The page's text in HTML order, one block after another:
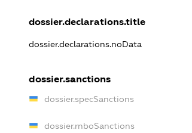
dossier.declarations.title
dossier.declarations.noData
dossier.sanctions
dossier.specSanctions
dossier.rnboSanctions